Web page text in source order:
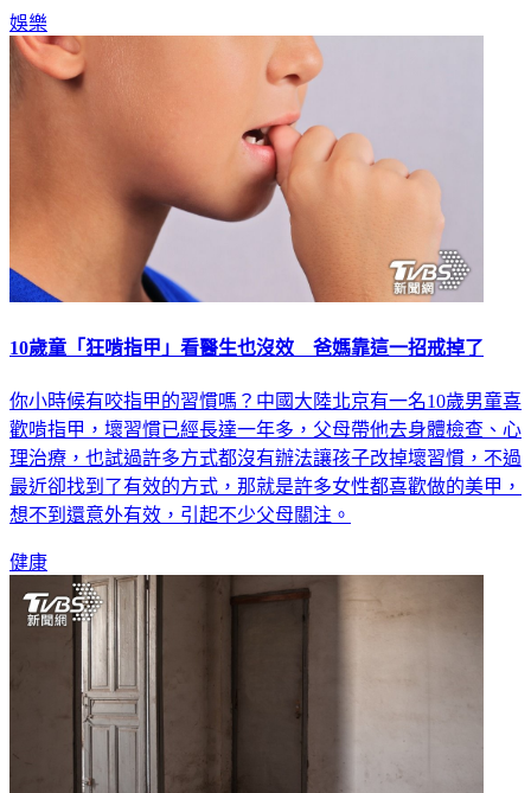
娛樂
10歲童「狂啃指甲」看醫生也沒效 爸媽靠這一招戒掉了
你小時候有咬指甲的習慣嗎？中國大陸北京有一名10歲男童喜
歡啃指甲，壞習慣已經長達一年多，父母帶他去身體檢查、心
理治療，也試過許多方式都沒有辦法讓孩子改掉壞習慣，不過
最近卻找到了有效的方式，那就是許多女性都喜歡做的美甲，
想不到還意外有效，引起不少父母關注。
健康